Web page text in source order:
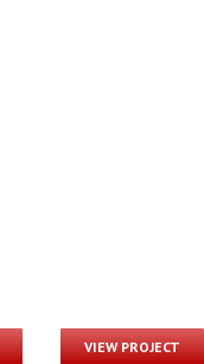
VIEW PROJECT